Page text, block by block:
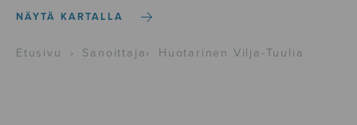
NÄYTÄ KARTALLA
Etusivu › Sanoittaja › Huotarinen Vilja-Tuulia